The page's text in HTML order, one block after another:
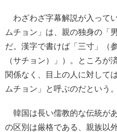
わざわざ字幕解説が入って
ムチョン」は、親の独身の「
だ。漢字で書けば「三寸」（
（サチョン）」）。ところが
関係なく、目上の人に対して
ムチョン」と呼ぶのだという。
韓国は長い儒教的な伝統が
の区別は厳格である、親族以